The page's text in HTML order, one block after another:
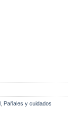
Pañales y cuidados